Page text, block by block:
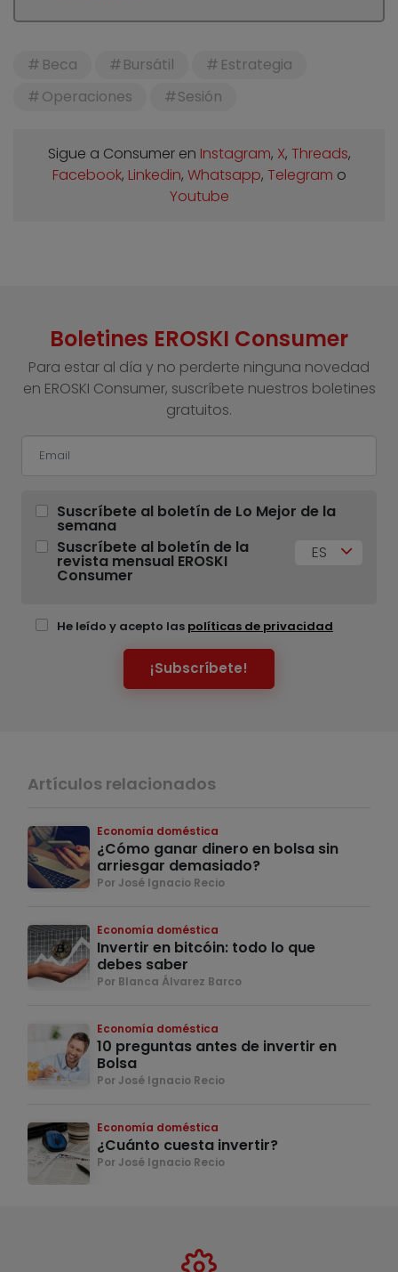
Beca Bursátil
Estrategia
Operaciones
Sesión
Sigue a Consumer en Instagram, X, Threads,
Facebook, Linkedin, Whatsapp, Telegram o
Youtube
Boletines EROSKI Consumer
Para estar al día y no perderte ninguna novedad
en EROSKI Consumer, suscríbete nuestros boletines
gratuitos.
Suscríbete al boletín de Lo Mejor de la
semana
Suscríbete al boletín de la
revista mensual EROSKI
Consumer
ES
He leído y acepto las políticas de privacidad
¡Subscríbete!
Artículos relacionados
Economía doméstica
¿Cómo ganar dinero en bolsa sin
arriesgar demasiado?
Por José Ignacio Recio
Economía doméstica
Invertir en bitcóin: todo lo que
debes saber
Por Blanca Álvarez Barco
Economía doméstica
10 preguntas antes de invertir en
Bolsa
Por José Ignacio Recio
Economía doméstica
¿Cuánto cuesta invertir?
Por José Ignacio Recio